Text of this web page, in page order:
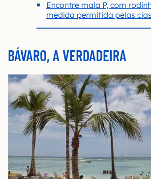
Encontre mala P, com
medida permitida pelas
BÁVARO, A VERDADEIRA